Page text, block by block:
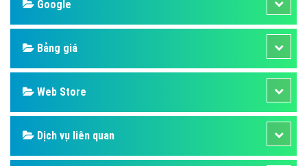
Google
Bảng giá
Web Store
Dịch vụ liên quan